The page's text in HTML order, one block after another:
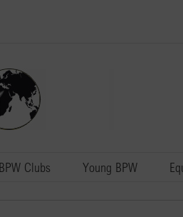
BPW Clubs Young BPW